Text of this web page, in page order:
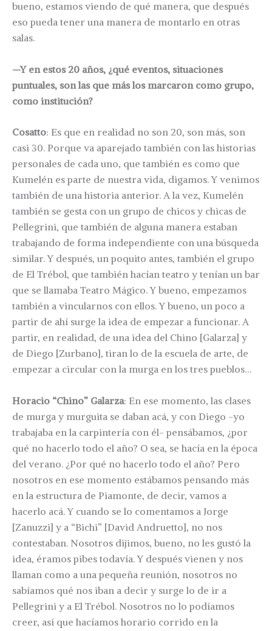
bueno, estamos viendo de qué manera, que después
eso pueda tener una manera de montarlo en otras
salas.
—Y en estos 20 años, ¿qué eventos, situaciones
puntuales, son las que más los marcaron como grupo,
como institución?
Cosatto: Es que en realidad no son 20, son más, son
casi 30. Porque va aparejado también con las historias
personales de cada uno, que también es como que
Kumelén es parte de nuestra vida, digamos. Y venimos
también de una historia anterior. A la vez, Kumelén
también se gesta con un grupo de chicos y chicas de
Pellegrini, que también de alguna manera estaban
trabajando de forma independiente con una búsqueda
similar. Y después, un poquito antes, también el grupo
de El Trébol, que también hacían teatro y tenían un bar
que se llamaba Teatro Mágico. Y bueno, empezamos
también a vincularnos con ellos. Y bueno, un poco a
partir de ahí surge la idea de empezar a funcionar. A
partir, en realidad, de una idea del Chino [Galarza] y
de Diego [Zurbano], tiran lo de la escuela de arte, de
empezar a circular con la murga en los tres pueblos…
Horacio “Chino” Galarza: En ese momento, las clases
de murga y murguita se daban acá, y con Diego -yo
trabajaba en la carpintería con él- pensábamos, ¿por
qué no hacerlo todo el año? O sea, se hacía en la época
del verano. ¿Por qué no hacerlo todo el año? Pero
nosotros en ese momento estábamos pensando más
en la estructura de Piamonte, de decir, vamos a
hacerlo acá. Y cuando se lo comentamos a Jorge
[Zanuzzi] y a “Bichi” [David Andruetto], no nos
contestaban. Nosotros dijimos, bueno, no les gustó la
idea, éramos pibes todavía. Y después vienen y nos
llaman como a una pequeña reunión, nosotros no
sabíamos qué nos iban a decir y surge lo de ir a
Pellegrini y a El Trébol. Nosotros no lo podíamos
creer, así que hacíamos horario corrido en la